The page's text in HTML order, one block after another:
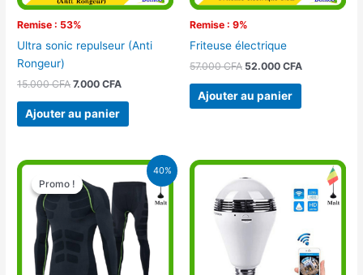
Remise : 53%
Ultra sonic repulseur (Anti
Rongeur)
15.000CFA 7.000CFA
Ajouter au panier
Remise : 9%
Friteuse électrique
57.000CFA 52.000 CFA
Ajouter au panier
40%
Promo !
Promo !
Le
prix
initial
était :
20.000 CFA.
Le
prix
actuel
est :
12.000 CFA.